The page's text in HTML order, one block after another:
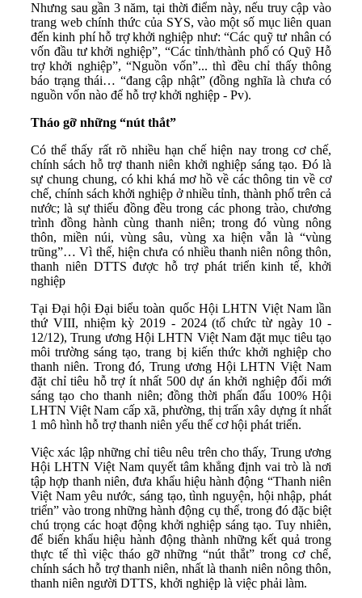
Nhưng sau gần 3 năm, tại thời điểm này, nếu truy cập vào
trang web chính thức của SYS, vào một số mục liên quan
đến kinh phí hỗ trợ khởi nghiệp như: “Các quỹ tư nhân có
vốn đầu tư khởi nghiệp”, “Các tỉnh/thành phố có Quỹ Hỗ
trợ khởi nghiệp”, “Nguồn vốn”... thì đều chỉ thấy thông
báo trạng thái… “đang cập nhật” (đồng nghĩa là chưa có
nguồn vốn nào để hỗ trợ khởi nghiệp - Pv).
Tháo gỡ những “nút thắt”
Có thể thấy rất rõ nhiều hạn chế hiện nay trong cơ chế,
chính sách hỗ trợ thanh niên khởi nghiệp sáng tạo. Đó là
sự chung chung, có khi khá mơ hồ về các thông tin về cơ
chế, chính sách khởi nghiệp ở nhiều tỉnh, thành phố trên cả
nước; là sự thiếu đồng đều trong các phong trào, chương
trình đồng hành cùng thanh niên; trong đó vùng nông
thôn, miền núi, vùng sâu, vùng xa hiện vẫn là “vùng
trũng”… Vì thế, hiện chưa có nhiều thanh niên nông thôn,
thanh niên DTTS được hỗ trợ phát triển kinh tế, khởi
nghiệp
Tại Đại hội Đại biểu toàn quốc Hội LHTN Việt Nam lần
thứ VIII, nhiệm kỳ 2019 - 2024 (tổ chức từ ngày 10 -
12/12), Trung ương Hội LHTN Việt Nam đặt mục tiêu tạo
môi trường sáng tạo, trang bị kiến thức khởi nghiệp cho
thanh niên. Trong đó, Trung ương Hội LHTN Việt Nam
đặt chỉ tiêu hỗ trợ ít nhất 500 dự án khởi nghiệp đổi mới
sáng tạo cho thanh niên; đồng thời phấn đấu 100% Hội
LHTN Việt Nam cấp xã, phường, thị trấn xây dựng ít nhất
1 mô hình hỗ trợ thanh niên yếu thế cơ hội phát triển.
Việc xác lập những chỉ tiêu nêu trên cho thấy, Trung ương
Hội LHTN Việt Nam quyết tâm khẳng định vai trò là nơi
tập hợp thanh niên, đưa khẩu hiệu hành động “Thanh niên
Việt Nam yêu nước, sáng tạo, tình nguyện, hội nhập, phát
triển” vào trong những hành động cụ thể, trong đó đặc biệt
chú trọng các hoạt động khởi nghiệp sáng tạo. Tuy nhiên,
để biến khẩu hiệu hành động thành những kết quả trong
thực tế thì việc tháo gỡ những “nút thắt” trong cơ chế,
chính sách hỗ trợ thanh niên, nhất là thanh niên nông thôn,
thanh niên người DTTS, khởi nghiệp là việc phải làm.